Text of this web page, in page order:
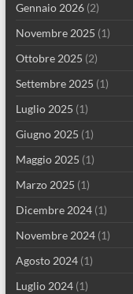
Gennaio 2026(2)
Novembre 2025 (1)
Ottobre 2025 (2)
Settembre 2025 (1)
Luglio 2025 (1)
Giugno 2025 (1)
Maggio 2025 (1)
Marzo 2025 (1)
Dicembre 2024(1)
Novembre 2024(1)
Agosto 2024(1)
Luglio 2024(1)